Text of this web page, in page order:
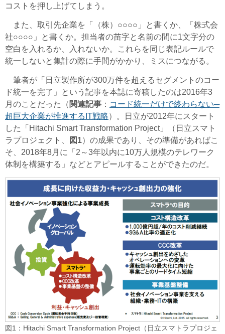
コストを押し上げてしまう。
また、取引先企業を「（株）○○○○」と書くか、「株式会
社○○○○」と書くか。担当者の苗字と名前の間に1文字分の
空白を入れるか、入れないか。これらを同じ表記ルールで
統一しないと集計の際に手間がかかり、ミスにつながる。
筆者が「日立製作所が300万件を超えるセグメントのコー
ド統一を完了」という記事を本誌に寄稿したのは2016年3
月のことだった（ 関連記事 ： コード統一だけで終わらない─
超巨大企業が推進するIT戦略）。日立が2012年にスタート
した「Hitachi Smart Transformation Project」（日立スマト
ラプロジェクト、
図1）の成果であり、その準備があればこ
そ、2018年8月に「2～3年以内に10万人規模のテレワーク
体制を構築する」などとアピールすることができたのだ。
図1：Hitachi Smart Transformation Project（日立スマトラプロジェ